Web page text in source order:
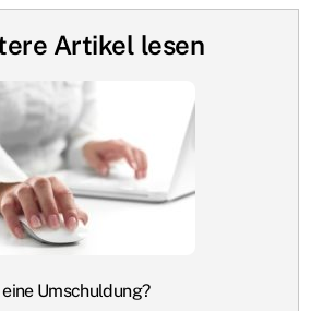
Artikel lesen
Umschuldung?